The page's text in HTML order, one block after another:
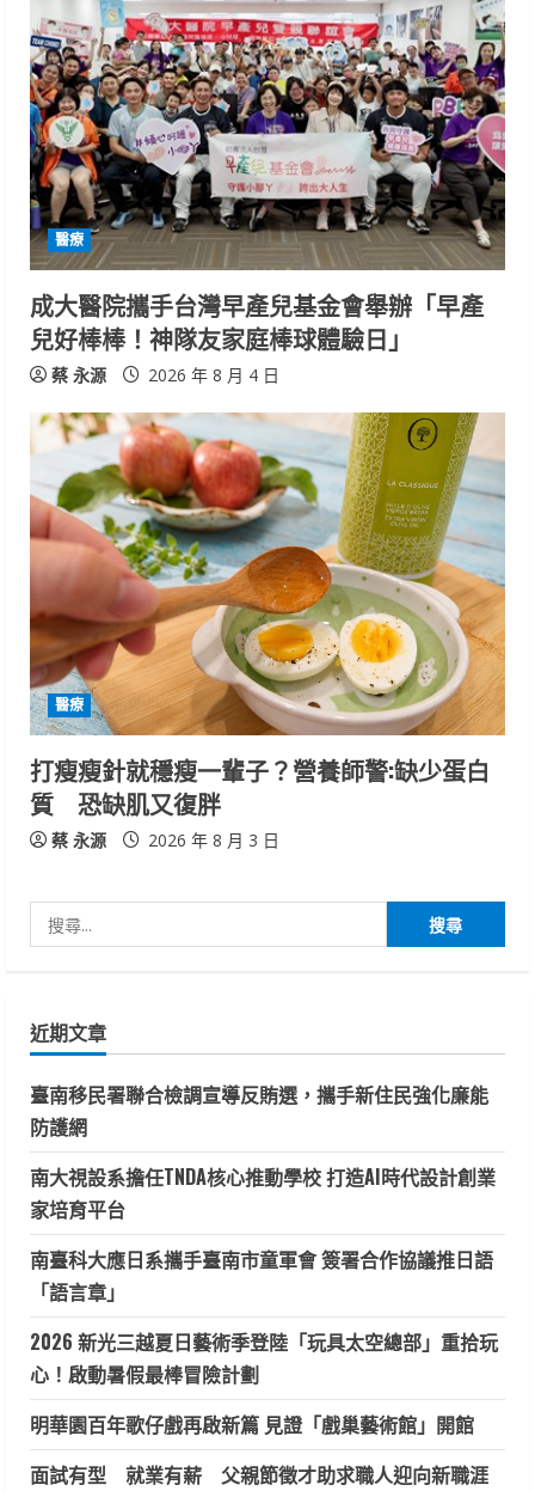
醫療
成大醫院攜手台灣早產兒基金會舉辦「早產
兒好棒棒！神隊友家庭棒球體驗日」
蔡 永源 2026 年 8 月 4 日
醫療
打瘦瘦針就穩瘦一輩子？營養師警:缺少蛋白
質 恐缺肌又復胖
蔡 永源 2026 年 8 月 3 日
尋
字:
近期文章
臺南移民署聯合檢調宣導反賄選，攜手新住民強化廉能
防護網
南大視設系擔任TNDA核心推動學校 打造AI時代設計創業
家培育平台
南臺科大應日系攜手臺南市童軍會 簽署合作協議推日語
「語言章」
2026 新光三越夏日藝術季登陸「玩具太空總部」重拾玩
心！啟動暑假最棒冒險計劃
明華園百年歌仔戲再啟新篇 見證「戲巢藝術館」開館
面試有型 就業有薪 父親節徵才助求職人迎向新職涯